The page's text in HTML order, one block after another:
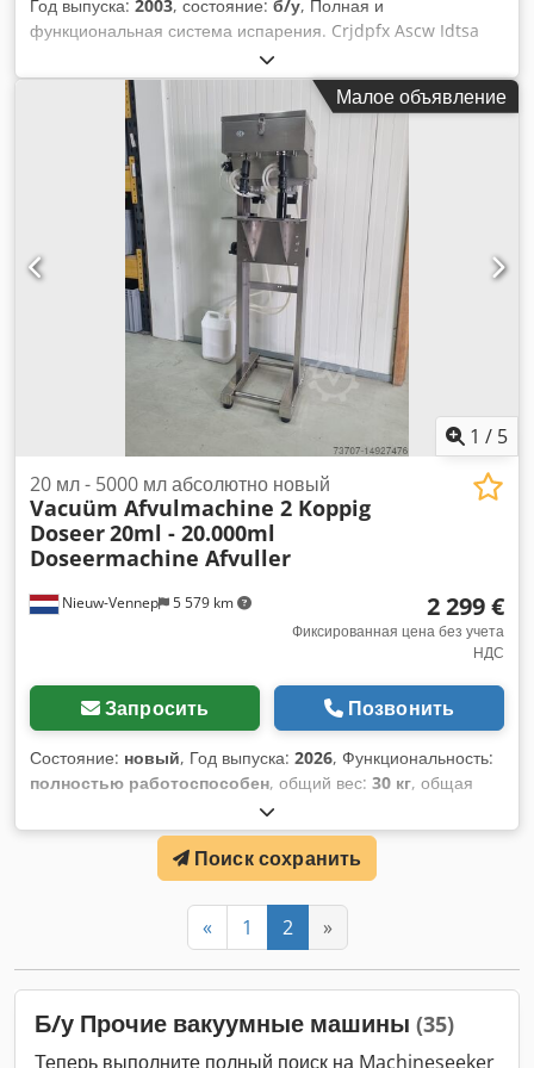
Год выпуска: 2003, состояние: б/у, Полная и
функциональная система испарения. Crjdpfx Ascw Idtsa
Dsf Продаётся в продаже! Просто проводите меня, если у
вас есть вопросы.
Малое объявление
1 / 5
Nieuw-Vennep 5 579 km
20 мл - 5000 мл абсолютно новый
Vacuüm Afvulmachine 2 Koppig
Doseer20ml - 20.000ml
Doseermachine Afvuller
2 299 €
Фиксированная цена без учета
НДС
Запросить Позвонить
Состояние: новый, Год выпуска: 2026, Функциональность:
полностью работоспособен, общий вес: 30 кг, общая
, общая ширина:40 мм
мм, рабочее давление:2 балка, конечное давление:2
, срок гарантии:24 месяцы, Пневматическая
вакуумная машина для розлива жидкостей – постоянный
уровень наполнения Данная вакуумная машина для
розлива жидкостей работает полностью на пневматике и не
наполняется до точно одинакового уровня жидкости,
независимо от возможных различий в объёме бутылок. Это
Поиск сохранить
« 1 2 »
Б/у Прочие вакуумные машины (35)
Теперь выполните полный поиск на Machineseeker